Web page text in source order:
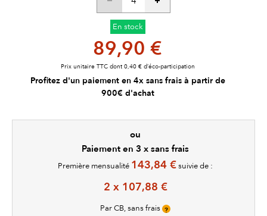
En stock
89,90 €
Prix unitaire TTC dont 0,40 € d’éco-participation
Profitez d'un paiement en 4x sans frais à partir de
900€ d'achat
ou
Paiement en 3 x sans frais
Première mensualité 143,84 € suivie de :
2 x 107,88 €
Par CB, sans frais ?